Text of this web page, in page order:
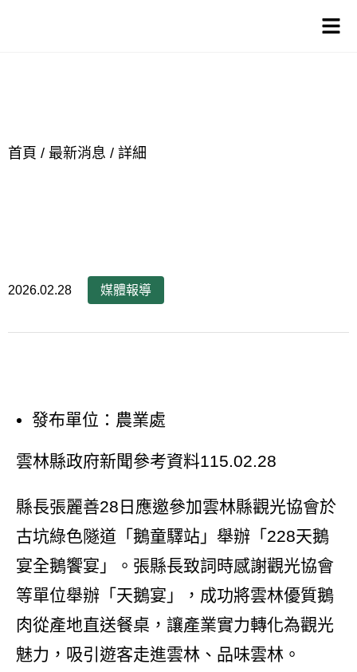
首頁 / 最新消息 / 詳細
2026.02.28 媒體報導
發布單位：農業處
雲林縣政府新聞參考資料115.02.28
縣長張麗善28日應邀參加雲林縣觀光協會於
古坑綠色隧道「鵝童驛站」舉辦「228天鵝
宴全鵝饗宴」。張縣長致詞時感謝觀光協會
等單位舉辦「天鵝宴」，成功將雲林優質鵝
肉從產地直送餐桌，讓產業實力轉化為觀光
魅力，吸引遊客走進雲林、品味雲林。